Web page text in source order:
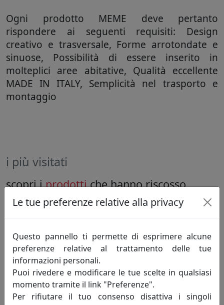
Ogni prodotto MEME deve pertanto
rispondere ai seguenti requisiti: Design
creativo e trasversale, Forme arrotondate e
sinuose, Possibilità di essere inserito in
molteplici aree abitative, Qualità eccellente
MADE IN ITALY, Semplicità nel trasporto e
montaggio
i più visitati
scopri iprodottiche hanno riscosso
maggior interesse
sconto
10%
Le tue preferenze relative alla privacy
Questo pannello ti permette di esprimere alcune
preferenze relative al trattamento delle tue
informazioni personali.
Puoi rivedere e modificare le tue scelte in qualsiasi
momento tramite il link "Preferenze".
Per rifiutare il tuo consenso disattiva i singoli